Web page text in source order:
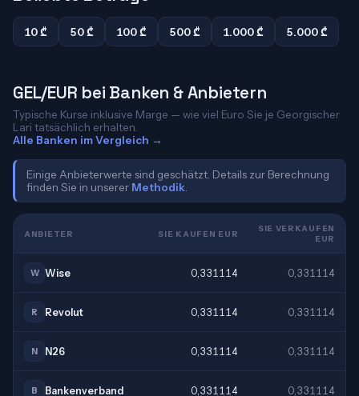
10 ₾ 50 ₾ 100 ₾ 500 ₾ 1.000 ₾ 5.000 ₾
GEL/EUR bei Banken & Anbietern
Typische Kurse inklusive Marge — wie viel Euro Sie je Georgischer
Lari tatsächlich erhalten.
Alle Banken im Vergleich →
Einige Anbieterwerte sind geschätzt. Details zur Berechnung
finden Sie in unserer Methodik
ANBIETER SIE KAUFEN EUR
SIE VERKAUFEN
EUR
W Wise 0,331114 0,331114
R Revolut 0,331114 0,331114
N N26 0,331114 0,331114
B Bankenverband 0,331114 0,331114